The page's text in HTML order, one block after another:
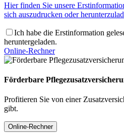
Hier finden Sie unsere
sich auszudrucken oder
Ich habe die Erstinformation
heruntergeladen.
Online-Rechner
Förderbare
Profitieren Sie von einer
gibt.
Online-Rechner